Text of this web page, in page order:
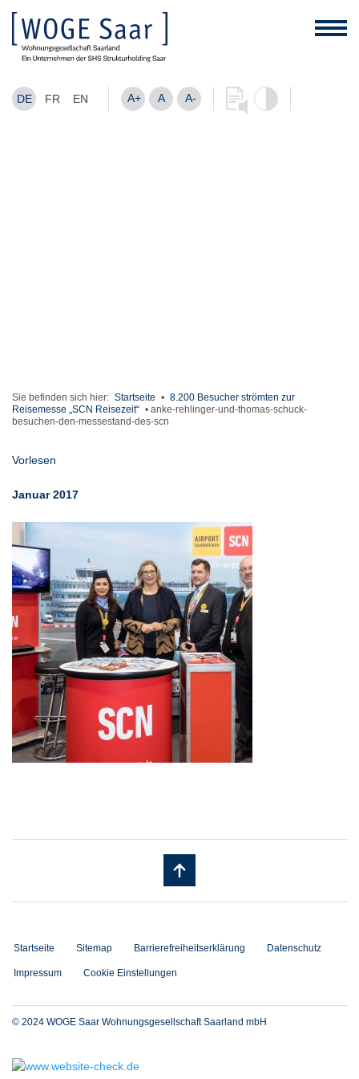
DE FR EN A+ A A-
Sie befinden sich hier: Startseite • 8.200 Besucher strömten zur
Reisemesse „SCN Reisezeit“ • anke-rehlinger-und-thomas-schuck-
besuchen-den-messestand-des-scn
Vorlesen
Januar 2017
Startseite Sitemap Barrierefreiheitserklärung Datenschutz
Impressum Cookie Einstellungen
© 2024 WOGE Saar Wohnungsgesellschaft Saarland mbH